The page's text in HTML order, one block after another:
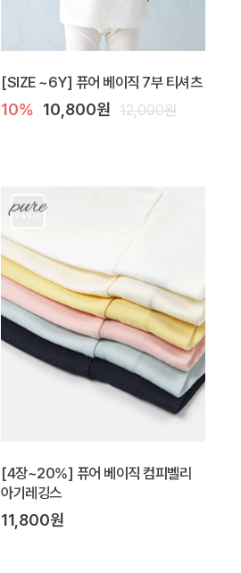
[SIZE ~6Y] 퓨어 베이직 7부 티셔츠
10% 10,800원 12,000원
[4장~20%] 퓨어 베이직 컴피벨리
아기레깅스
11,800원